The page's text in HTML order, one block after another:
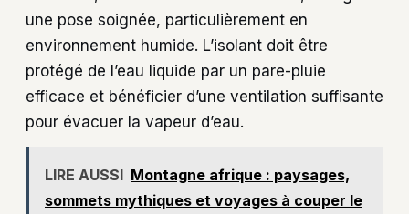
une pose soignée, particulièrement en
environnement humide. L’isolant doit être
protégé de l’eau liquide par un pare-pluie
efficace et bénéficier d’une ventilation suffisante
pour évacuer la vapeur d’eau.
LIRE AUSSI Montagne afrique : paysages,
sommets mythiques et voyages à couper le